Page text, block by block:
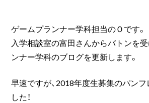
ゲームプランナー学科担当のＯです。
入学相談室の富田さんからバトンを受
ンナー学科のブログを更新します。
早速ですが、2018年度生募集のパン
した！